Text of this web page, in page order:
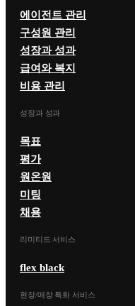
에이전트 관리
구성원 관리
성장과 성과
급여와 복지
비용 관리
성장과 성과
목표
평가
원온원
미팅
채용
리미티드 서비스
flex black
현장/매장 특화 서비스